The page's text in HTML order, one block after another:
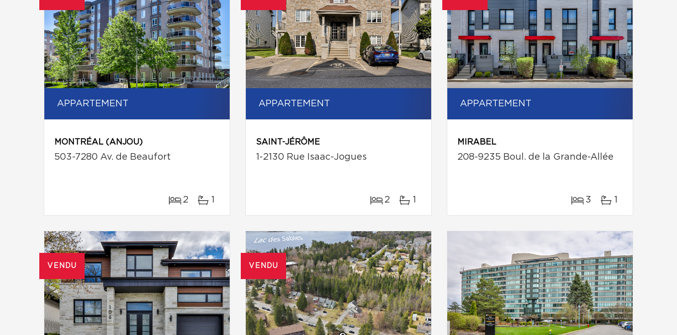
APPARTEMENT
MONTRÉAL (ANJOU)
503-7280 Av. de Beaufort
2 1
APPARTEMENT
SAINT-JÉRÔME
1-2130 Rue Isaac-Jogues
2 1
APPARTEMENT
MIRABEL
208-9235 Boul. de la Grande-Allée
3 1
VENDU VENDU